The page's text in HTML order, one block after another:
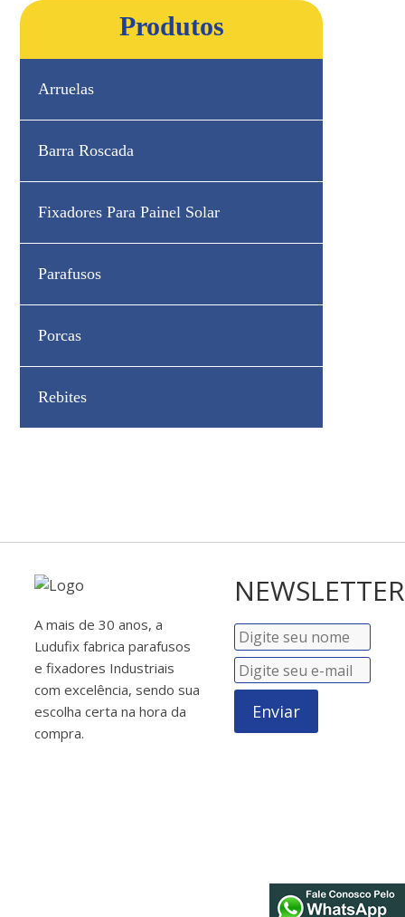
Produtos
Arruelas
Barra Roscada
Fixadores Para Painel Solar
Parafusos
Porcas
Rebites
A mais de 30 anos, a
Ludufix fabrica parafusos
e fixadores Industriais
com excelência, sendo sua
escolha certa na hora da
compra.
NEWSLETTER
Enviar